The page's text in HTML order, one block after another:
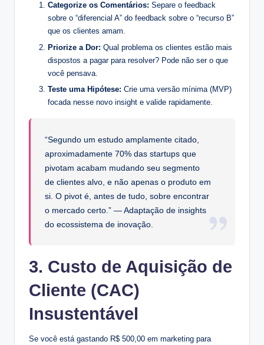
Categorize os Comentários: Separe o feedback
sobre o “diferencial A” do feedback sobre o “recurso B”
que os clientes amam.
Priorize a Dor: Qual problema os clientes estão mais
dispostos a pagar para resolver? Pode não ser o que
você pensava.
Teste uma Hipótese: Crie uma versão mínima (MVP)
focada nesse novo insight e valide rapidamente.
“Segundo um estudo amplamente citado,
aproximadamente 70% das startups que
pivotam acabam mudando seu segmento
de clientes alvo, e não apenas o produto em
si. O pivot é, antes de tudo, sobre encontrar
o mercado certo.” — Adaptação de insights
do ecossistema de inovação.
3. Custo de Aquisição de
Cliente (CAC)
Insustentável
Se você está gastando R$ 500,00 em marketing para